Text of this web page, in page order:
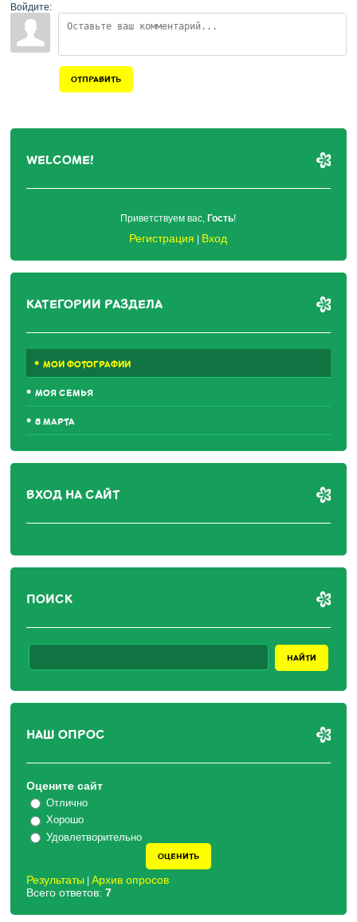
Войдите:
ОТПРАВИТЬ
WELCOME!
Приветствуем вас ,Гость!
Регистрация | Вход
КАТЕГОРИИ РАЗДЕЛА
МОИ ФОТОГРАФИИ
МОЯ СЕМЬЯ
8 МАРТА
ВХОД НА САЙТ
ПОИСК
НАШ ОПРОС
Оцените сайт
Отлично
Хорошо
Удовлетворительно
Результаты |Архив опросов
Всего ответов:7